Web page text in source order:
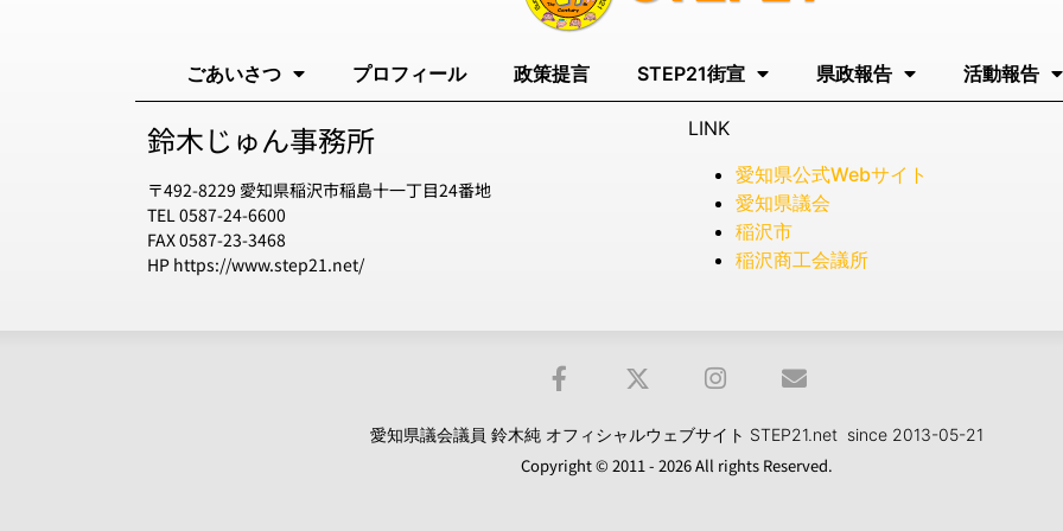
ごあいさつ プロフィール 政策提言 STEP21街宣 県政報告 活動報告
鈴木じゅん事務所
〒492-8229 愛知県稲沢市稲島十一丁目24番地
TEL 0587-24-6600
FAX 0587-23-3468
HP https://www.step21.net/
LINK
愛知県公式Webサイト
愛知県議会
稲沢市
稲沢商工会議所
愛知県議会議員 鈴木純 オフィシャルウェブサイト STEP21.net since 2013-05-21
Copyright © 2011 - 2026 All rights Reserved.